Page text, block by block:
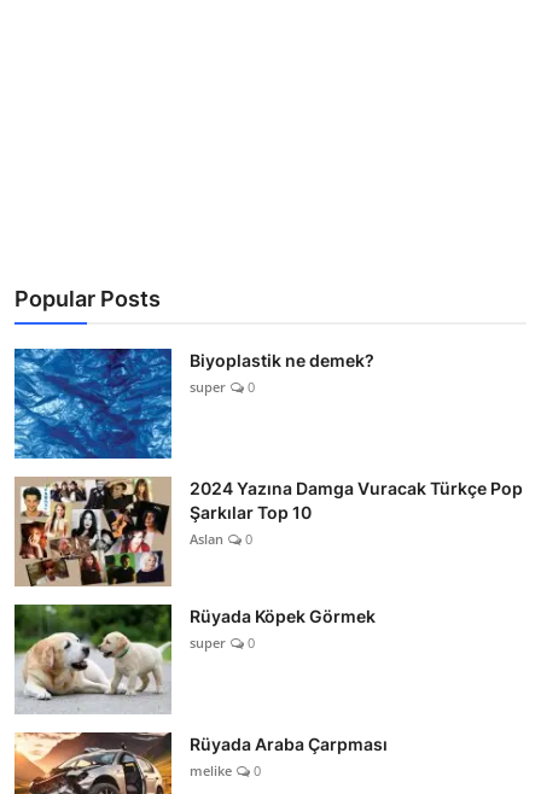
Popular Posts
Biyoplastik ne demek?
super 0
2024 Yazına Damga Vuracak Türkçe Pop
Şarkılar Top 10
Aslan 0
Rüyada Köpek Görmek
super 0
Rüyada Araba Çarpması
melike 0